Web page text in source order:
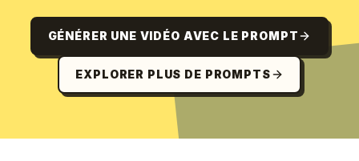
GÉNÉRER UNE VIDÉO AVEC LE PROMPT
EXPLORER PLUS DE PROMPTS